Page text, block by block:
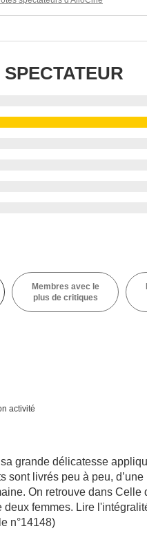
Membres avec le
plus de critiques
activité
grande délicatesse
sont livrés peu à peu, d’une
On retrouve dans Celle
femmes. Lire
n°14148)